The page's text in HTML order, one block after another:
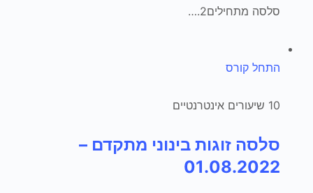
סלסה מתחילים2.…
התחל קורס
10 שיעורים אינטרנטיים
סלסה זוגות בינוני מתקדם –
01.08.2022